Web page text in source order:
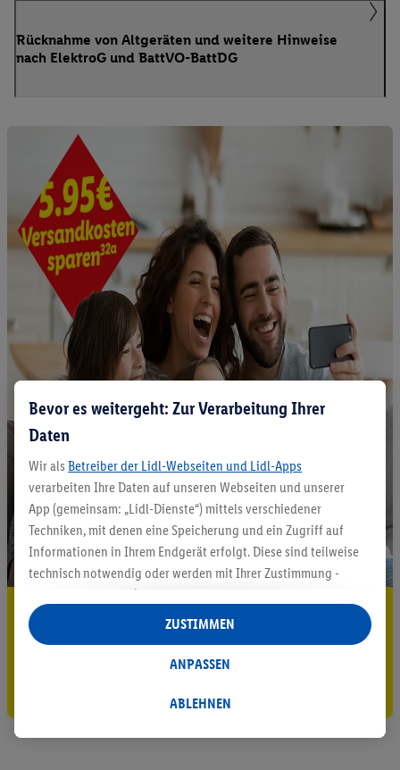
Rücknahme von Altgeräten und weitere Hinweise
nach ElektroG und BattVO-BattDG
5.95 € Versand sparen³²ᵃ
Jetzt zum Newsletter anmelden
Bevor es weitergeht: Zur Verarbeitung Ihrer
Daten
Wir als Betreiber der Lidl-Webseiten und Lidl-Apps
verarbeiten Ihre Daten auf unseren Webseiten und unserer
App (gemeinsam: „Lidl-Dienste“) mittels verschiedener
Techniken, mit denen eine Speicherung und ein Zugriff auf
Informationen in Ihrem Endgerät erfolgt. Diese sind teilweise
technisch notwendig oder werden mit Ihrer Zustimmung -
auch durch Partner (u.a.
Verantwortliche; im Zusammenhang mit dem IAB TCF
insgesamt
Statistik-Erstellung oder für personalisierte Werbung
Datenverarbeitungen für personalisierte Werbung werden
ABLEHNEN
ANPASSEN
ZUSTIMMEN